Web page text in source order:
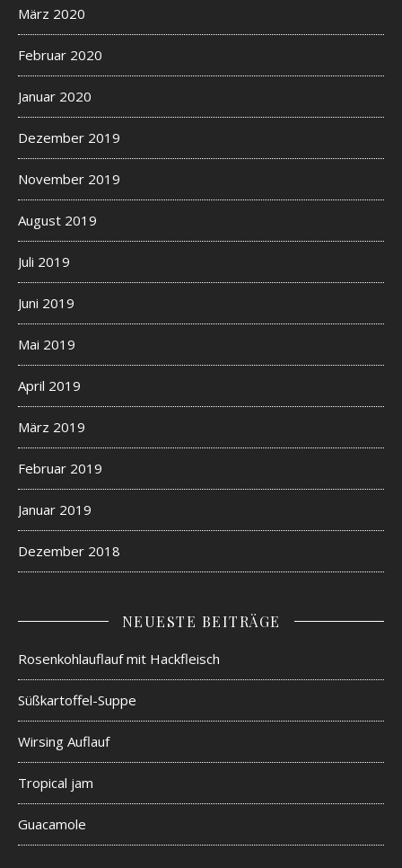
März 2020
Februar 2020
Januar 2020
Dezember 2019
November 2019
August 2019
Juli 2019
Juni 2019
Mai 2019
April 2019
März 2019
Februar 2019
Januar 2019
Dezember 2018
NEUESTE BEITRÄGE
Rosenkohlauflauf mit Hackfleisch
Süßkartoffel-Suppe
Wirsing Auflauf
Tropical jam
Guacamole